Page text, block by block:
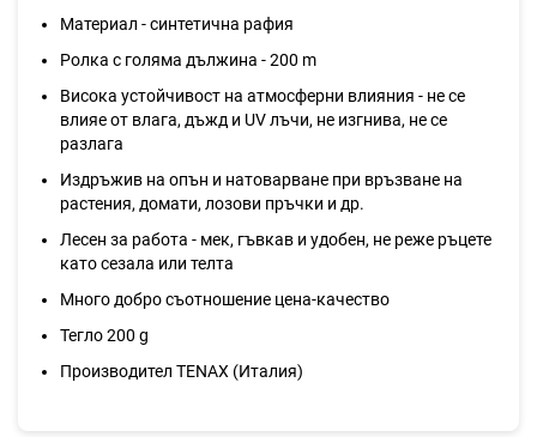
Материал - синтетична рафия
Ролка с голяма дължина - 200 m
Висока устойчивост на атмосферни влияния - не се
влияе от влага, дъжд и UV лъчи, не изгнива, не се
разлага
Издръжив на опън и натоварване при връзване на
растения, домати, лозови пръчки и др.
Лесен за работа - мек, гъвкав и удобен, не реже ръцете
като сезала или телта
Много добро съотношение цена-качество
Тегло 200 g
Производител TENAX (Италия)